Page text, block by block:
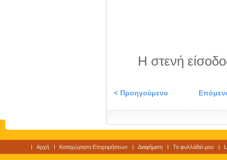
Η στενή
< Προηγούμενο
Αρχή Καταχώρηση Επιχειρήσεων Διαφήμιση Το φυλλάδιό μου